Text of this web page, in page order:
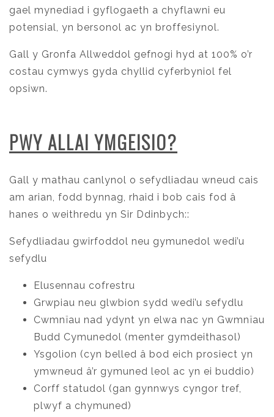
gael mynediad i gyflogaeth a chyflawni eu
potensial, yn bersonol ac yn broffesiynol.
Gall y Gronfa Allweddol gefnogi hyd at 100% o’r
costau cymwys gyda chyllid cyferbyniol fel
opsiwn.
PWY ALLAI YMGEISIO?
Gall y mathau canlynol o sefydliadau wneud cais
am arian, fodd bynnag, rhaid i bob cais fod â
hanes o weithredu yn Sir Ddinbych::
Sefydliadau gwirfoddol neu gymunedol wedi’u
sefydlu
Elusennau cofrestru
Grwpiau neu glwbion sydd wedi’u sefydlu
Cwmnïau nad ydynt yn elwa nac yn Gwmnïau
Budd Cymunedol (menter gymdeithasol)
Ysgolion (cyn belled â bod eich prosiect yn
ymwneud â’r gymuned leol ac yn ei buddio)
Corff statudol (gan gynnwys cyngor tref,
plwyf a chymuned)